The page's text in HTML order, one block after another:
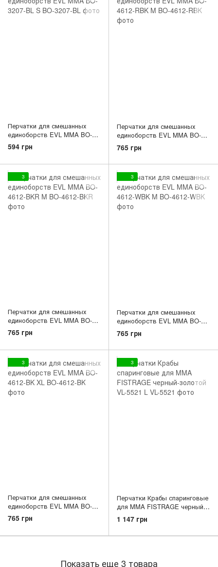
Перчатки для смешанных
единоборств EVL MMA BO-
3207-BL S
594 грн
Перчатки для смешанных
единоборств EVL MMA BO-
4612-RBK M
765 грн
3
Перчатки для смешанных
единоборств EVL MMA BO-
4612-BKR M
765 грн
3
Перчатки для смешанных
единоборств EVL MMA BO-
4612-WBK M
765 грн
3
Перчатки для смешанных
единоборств EVL MMA BO-
4612-BK XL
765 грн
3
Перчатки Крабы спаринговые
для MMA FISTRAGE черный-
золотой VL-5521 L
1 147 грн
Показать еще 3 товара